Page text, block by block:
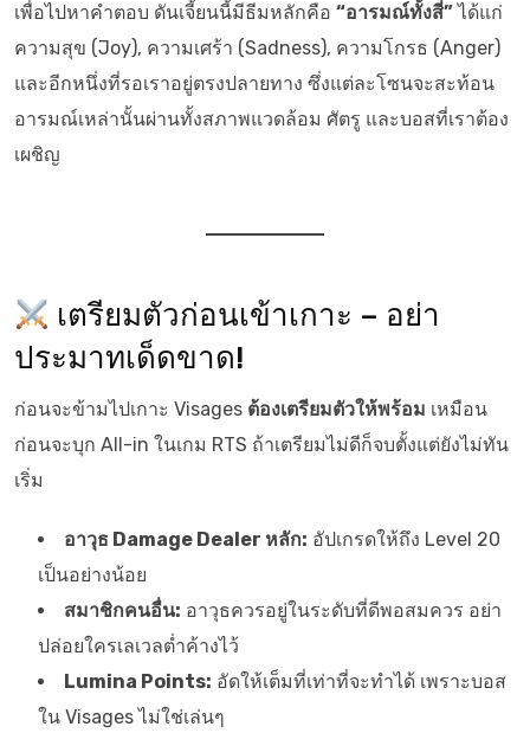
เพื่อไปหาคำตอบ ดันเจี้ยนนี้มีธีมหลักคือ “อารมณ์ทั้งสี่”ได้แก่
ความสุข (Joy), ความเศร้า (Sadness), ความโกรธ (Anger)
และอีกหนึ่งที่รอเราอยู่ตรงปลายทาง ซึ่งแต่ละโซนจะสะท้อน
อารมณ์เหล่านั้นผ่านทั้งสภาพแวดล้อม ศัตรู และบอสที่เราต้อง
เผชิญ
เตรียมตัวก่อนเข้าเกาะ – อย่า
ประมาทเด็ดขาด!
ก่อนจะข้ามไปเกาะ Visages ต้องเตรียมตัวให้พร้อม เหมือน
ก่อนจะบุก All-in ในเกม RTS ถ้าเตรียมไม่ดีก็จบตั้งแต่ยังไม่ทัน
เริ่ม
อาวุธ Damage Dealer หลัก: อัปเกรดให้ถึง Level 20
เป็นอย่างน้อย
สมาชิกคนอื่น: อาวุธควรอยู่ในระดับที่ดีพอสมควร อย่า
ปล่อยใครเลเวลต่ำค้างไว้
Lumina Points: อัดให้เต็มที่เท่าที่จะทำได้ เพราะบอส
ใน Visages ไม่ใช่เล่นๆ